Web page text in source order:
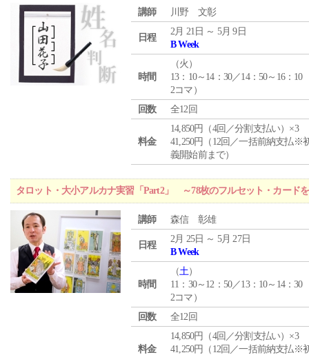
講師 川野 文彰
日程
2月 21日 ～ 5月 9日
B Week
時間
（火 ）
13：10～14：30／14：50～16：10
2コマ）
回数
全12回
料金
14,850円（4回／分割支払い）×3
41,250円（12回／一括前納支払※
義開始前まで）
タロット・大小アルカナ実習「Part2」 ～78枚のフルセット・カード
講師 森信 彰雄
日程
2月 25日 ～ 5月 27日
B Week
時間
（土）
11：30～12：50／13：10～14：30
2コマ）
回数
全12回
料金
14,850円（4回／分割支払い）×3
41,250円（12回／一括前納支払※